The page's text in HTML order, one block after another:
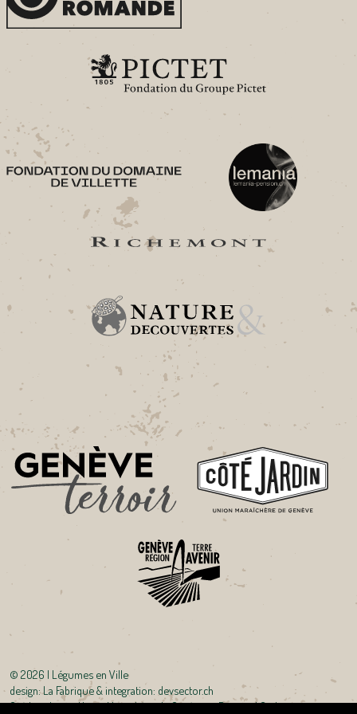
© 2026 | Légumes en Ville
design:La Fabrique& integration: devsector.ch
Crédits photo : Union Maraîchère de Genève et Bertrand Carlier